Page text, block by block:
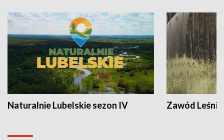
Naturalnie Lubelskie sezon IV Zawód Leśnik